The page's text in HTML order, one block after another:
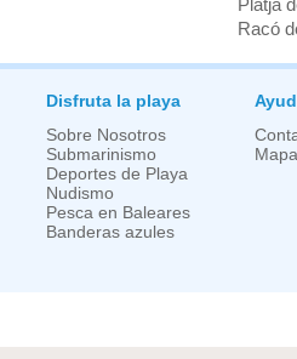
Platja
Racó
Disfruta la playa
Sobre Nosotros
Submarinismo
Deportes de Playa
Nudismo
Pesca en Baleares
Banderas azules